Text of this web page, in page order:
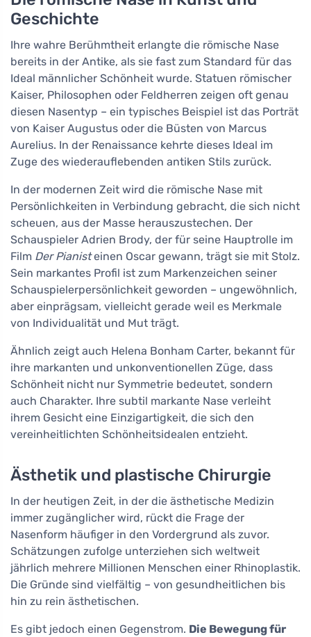
Geschichte
Ihre wahre Berühmtheit erlangte die römische Nase
bereits in der Antike, als sie fast zum Standard für das
Ideal männlicher Schönheit wurde. Statuen römischer
Kaiser, Philosophen oder Feldherren zeigen oft genau
diesen Nasentyp – ein typisches Beispiel ist das Porträt
von Kaiser Augustus oder die Büsten von Marcus
Aurelius. In der Renaissance kehrte dieses Ideal im
Zuge des wiederauflebenden antiken Stils zurück.
In der modernen Zeit wird die römische Nase mit
Persönlichkeiten in Verbindung gebracht, die sich nicht
scheuen, aus der Masse herauszustechen. Der
Schauspieler Adrien Brody, der für seine Hauptrolle im
Film Der Pianisteinen Oscar gewann, trägt sie mit Stolz.
Sein markantes Profil ist zum Markenzeichen seiner
Schauspielerpersönlichkeit geworden – ungewöhnlich,
aber einprägsam, vielleicht gerade weil es Merkmale
von Individualität und Mut trägt.
Ähnlich zeigt auch Helena Bonham Carter, bekannt für
ihre markanten und unkonventionellen Züge, dass
Schönheit nicht nur Symmetrie bedeutet, sondern
auch Charakter. Ihre subtil markante Nase verleiht
ihrem Gesicht eine Einzigartigkeit, die sich den
vereinheitlichten Schönheitsidealen entzieht.
Ästhetik und plastische Chirurgie
In der heutigen Zeit, in der die ästhetische Medizin
immer zugänglicher wird, rückt die Frage der
Nasenform häufiger in den Vordergrund als zuvor.
Schätzungen zufolge unterziehen sich weltweit
jährlich mehrere Millionen Menschen einer Rhinoplastik.
Die Gründe sind vielfältig – von gesundheitlichen bis
hin zu rein ästhetischen.
Es gibt jedoch einen Gegenstrom. Die Bewegung für